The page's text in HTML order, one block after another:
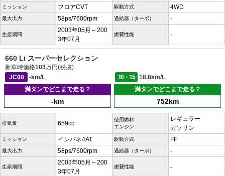
ミッション フロアCVT 駆動方式 4WD
最大出力 58ps/7600rpm 過給器（ターボ） -
生産期間
2003年05月～200
3年07月
燃費性能 -
660 Li スーパーセレクション
新車時価格103万円(税抜)
JC08
-km/L 10・15
18.8km/L
満タンでどこまで走る？
-km
満タンでどこまで走る？
752km
排気量 659cc
使用燃料
エンジン
レギュラー
ガソリン
ミッション インパネ4AT 駆動方式 FF
最大出力 58ps/7600rpm 過給器（ターボ） -
生産期間
2003年05月～200
3年07月
燃費性能 -